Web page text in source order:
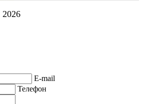
E-mail
Телефон